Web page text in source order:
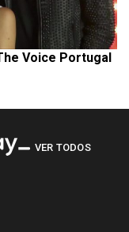
Voice Portugal
VER TODOS